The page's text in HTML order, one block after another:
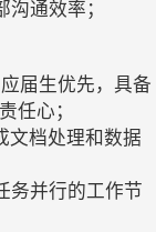
通效率；
届生优先，具备
任心；
文档处理和数据
务并行的工作节